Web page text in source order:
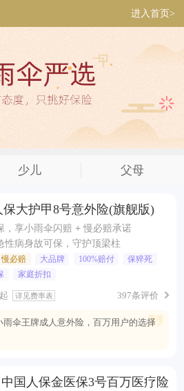
进入首页>
少儿 父母
保大护甲8号意外险(旗舰版)
，享小雨伞闪赔 + 慢必赔承诺
性病身故可保，守护顶梁柱
慢必赔 大品牌 100%赔付
保猝死
家庭折扣
详见费率表 397条评价
雨伞王牌成人意外险，百万用户的选择
中国人保金医保3号百万医疗险